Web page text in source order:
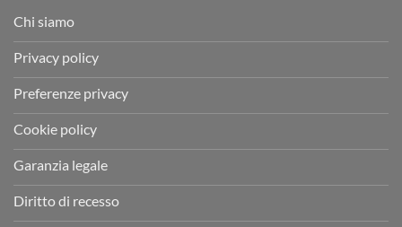
Chi siamo
Privacy policy
Preferenze privacy
Cookie policy
Garanzia legale
Diritto di recesso